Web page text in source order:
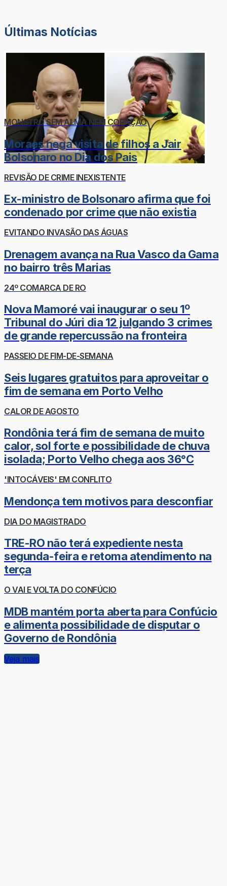
Últimas Notícias
MONSTRO SEM ALMA NEM CORAÇÃO
Moraes nega visita de filhos a Jair
Bolsonaro no Dia dos Pais
REVISÃO DE CRIME INEXISTENTE
Ex-ministro de Bolsonaro afirma que foi
condenado por crime que não existia
EVITANDO INVASÃO DAS ÁGUAS
Drenagem avança na Rua Vasco da Gama
no bairro três Marias
24º COMARCA DE RO
Nova Mamoré vai inaugurar o seu 1º
Tribunal do Júri dia 12 julgando 3 crimes
de grande repercussão na fronteira
PASSEIO DE FIM-DE-SEMANA
Seis lugares gratuitos para aproveitar o
fim de semana em Porto Velho
CALOR DE AGOSTO
Rondônia terá fim de semana de muito
calor, sol forte e possibilidade de chuva
isolada; Porto Velho chega aos 36°C
'INTOCÁVEIS' EM CONFLITO
Mendonça tem motivos para desconfiar
DIA DO MAGISTRADO
TRE-RO não terá expediente nesta
segunda-feira e retoma atendimento na
terça
O VAI E VOLTA DO CONFÚCIO
MDB mantém porta aberta para Confúcio
e alimenta possibilidade de disputar o
Governo de Rondônia
Veja mais